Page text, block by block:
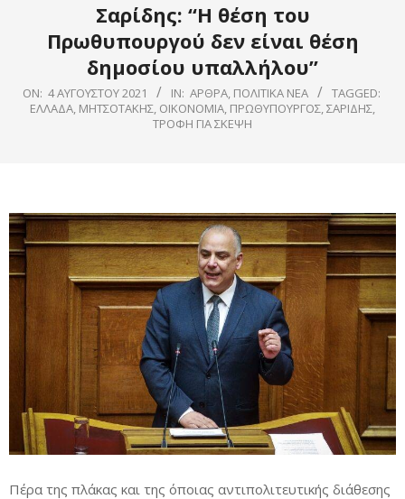
Σαρίδης: “Η θέση του
Πρωθυπουργού δεν είναι θέση
δημοσίου υπαλλήλου”
ON: 4 ΑΥΓΟΎΣΤΟΥ 2021 IN: ΆΡΘΡΑ, ΠΟΛΙΤΙΚΆ ΝΈΑ
TAGGED:
ΕΛΛΑΔΑ, ΜΗΤΣΟΤΑΚΗΣ, ΟΙΚΟΝΟΜΙΑ, ΠΡΩΘΥΠΟΥΡΓΟΣ,ΣΑΡΙΔΗΣ,
ΤΡΟΦΗ ΓΙΑ ΣΚΕΨΗ
Πέρα της πλάκας και της όποιας αντιπολιτευτικής διάθεσης